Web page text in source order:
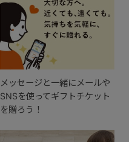
メッセージと一緒にメールや
SNSを使ってギフトチケット
を贈ろう！